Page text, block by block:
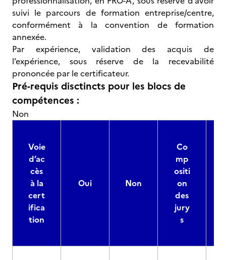
suivi le parcours de formation entreprise/centre,
conformément à la convention de formation
annexée.
Par expérience, validation des acquis de
l’expérience, sous réserve de la recevabilité
prononcée par le certificateur.
Pré-requis disctincts pour les blocs de
compétences :
Non
Voie
d’ac
cès
à la
cert
ifica
tion
Oui Non
Co
mp
ositi
on
des
jury
s